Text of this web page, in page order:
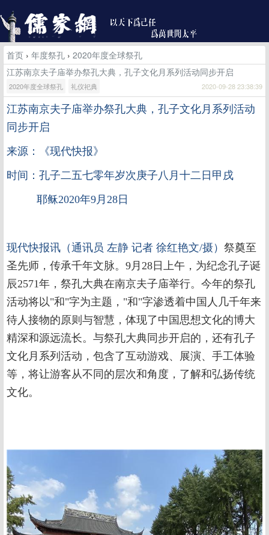
首页 › 年度祭孔 › 2020年度全球祭孔
江苏南京夫子庙举办祭孔大典，孔子文化月系列活动同步开启
2020年度全球祭孔 礼仪祀典 2020-09-28 23:38:39
江苏南京夫子庙举办祭孔大典，孔子文化月系列活动
同步开启
来源：《现代快报》
时间：孔子二五七零年岁次庚子八月十二日甲戌
耶稣2020年9月28日
现代快报讯（通讯员 左静 记者 徐红艳文/摄） 祭奠至
圣先师，传承千年文脉。9月28日上午，为纪念孔子诞
辰2571年，祭孔大典在南京夫子庙举行。今年的祭孔
活动将以"和"字为主题，"和"字渗透着中国人几千年来
待人接物的原则与智慧，体现了中国思想文化的博大
精深和源远流长。与祭孔大典同步开启的，还有孔子
文化月系列活动，包含了互动游戏、展演、手工体验
等，将让游客从不同的层次和角度，了解和弘扬传统
文化。